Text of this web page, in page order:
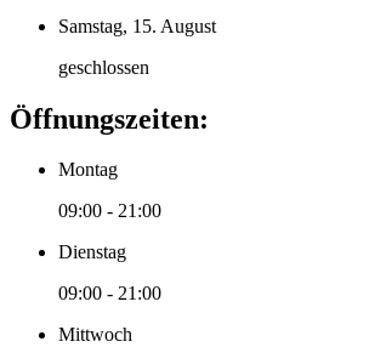
Samstag, 15. August
geschlossen
Öffnungszeiten:
Montag
09:00 - 21:00
Dienstag
09:00 - 21:00
Mittwoch